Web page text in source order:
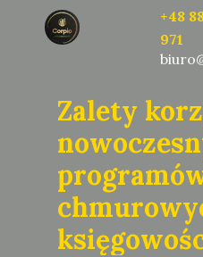
+48
971
Zalety